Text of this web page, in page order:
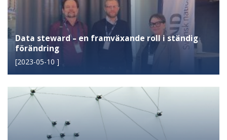
Data steward – en framväxande roll i ständig
förändring
[2023-05-10 ]